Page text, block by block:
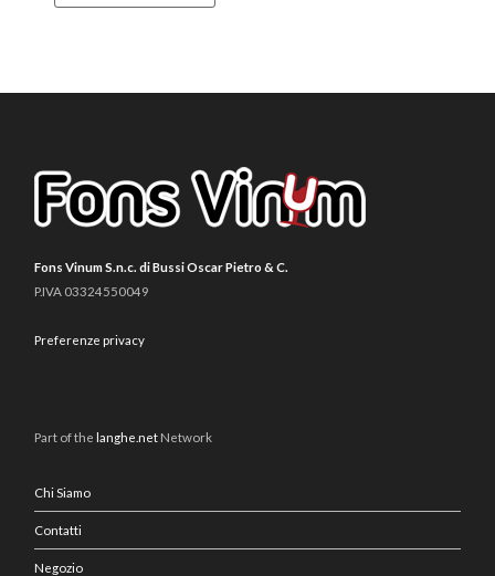
Fons Vinum S.n.c. di Bussi Oscar Pietro & C.
P.IVA 03324550049
Preferenze privacy
Part of thelanghe.net Network
Chi Siamo
Contatti
Negozio